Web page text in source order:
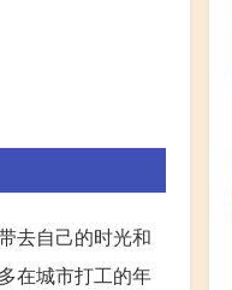
去自己的时光和
在城市打工的年